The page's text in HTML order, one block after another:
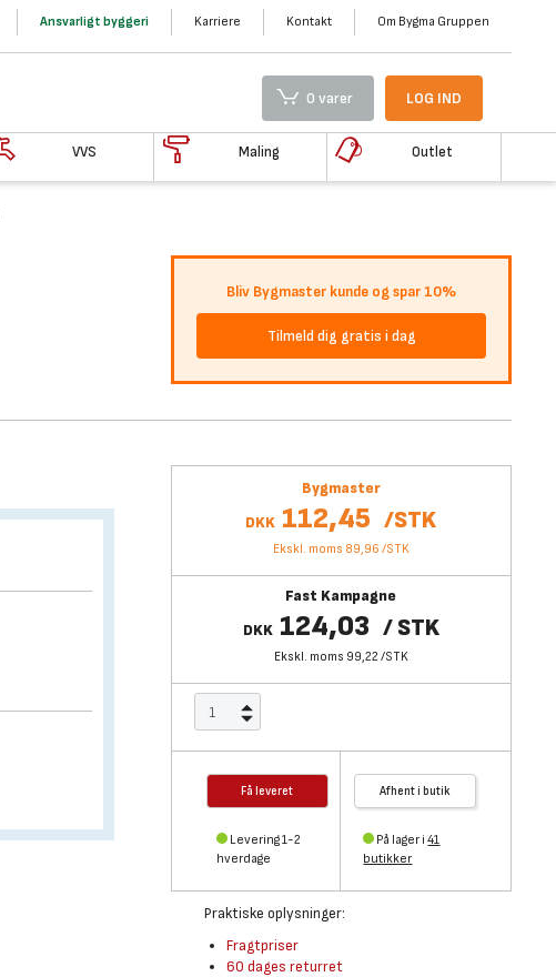
Ansvarligt byggeri Karriere Kontakt Om Bygma Gruppen
0 varer LOG IND
VVS Maling Outlet
Bliv Bygmaster kunde og spar 10%
Tilmeld dig gratis i dag
Bygmaster
DKK 112,45 /STK
Ekskl. moms 89,96 /STK
Fast Kampagne
DKK 124,03 /STK
Ekskl. moms 99,22 /STK
Få leveret
Levering 1-2
hverdage
Afhent i butik
På lager i41
butikker
Praktiske oplysninger:
Fragtpriser
60 dages returret